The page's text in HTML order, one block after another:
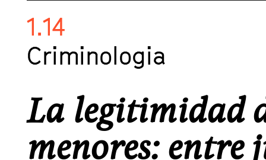
1.14
Criminologia
La legitimidad
menores: entre